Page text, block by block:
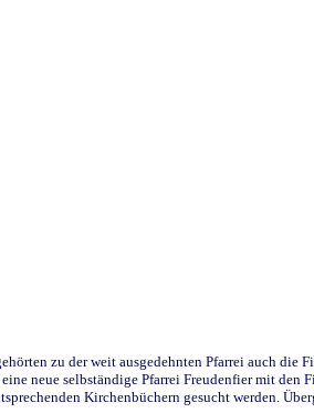
zu der weit ausgedehnten Pfarrei auch die
neue selbständige Pfarrei Freudenfier mit den
Kirchenbüchern gesucht werden.